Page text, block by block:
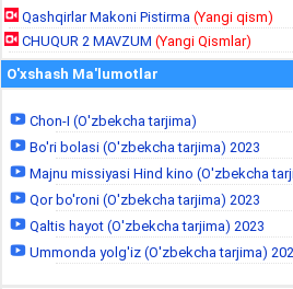
Qashqirlar Makoni Pistirma (Yangi qism)
CHUQUR 2 MAVZUM (Yangi Qismlar)
O'xshash Ma'lumotlar
Chon-I (O'zbekcha tarjima)
Bo'ri bolasi (O'zbekcha tarjima) 2023
Majnu missiyasi Hind kino (O'zbekcha
Qor bo'roni (O'zbekcha tarjima) 2023
Qaltis hayot (O'zbekcha tarjima) 2023
Ummonda yolg'iz (O'zbekcha tarjima)